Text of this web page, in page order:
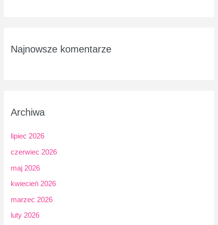
Najnowsze komentarze
Archiwa
lipiec 2026
czerwiec 2026
maj 2026
kwiecień 2026
marzec 2026
luty 2026